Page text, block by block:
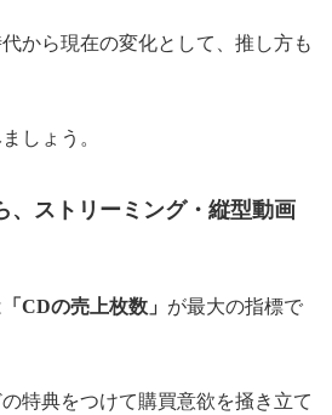
から現在の変化として、推し方も
しょう。
、ストリーミング・縦型動画
「CDの売上枚数」 が最大の指標で
特典をつけて購買意欲を掻き立て